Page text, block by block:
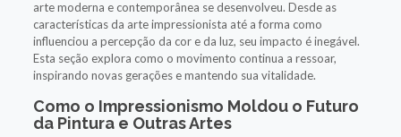
arte moderna e contemporânea se desenvolveu. Desde as
características da arte impressionista até a forma como
influenciou a percepção da cor e da luz, seu impacto é inegável.
Esta seção explora como o movimento continua a ressoar,
inspirando novas gerações e mantendo sua vitalidade.
Como o Impressionismo Moldou o Futuro
da Pintura e Outras Artes